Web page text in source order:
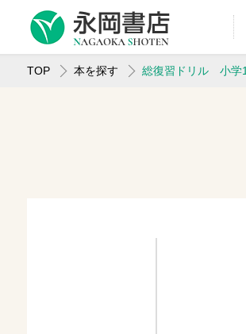
TOP 本を探す 総復習ドリル 小学